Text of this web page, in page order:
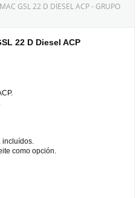
GSL 22 D DIESEL ACP - GRUPO
22 D Diesel ACP
como opción.